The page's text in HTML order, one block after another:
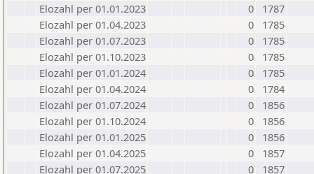
Elozahl per 01.01.2023
0
1787
Elozahl per 01.04.2023
0
1785
Elozahl per 01.07.2023
0
1785
Elozahl per 01.10.2023
0
1785
Elozahl per 01.01.2024
0
1785
Elozahl per 01.04.2024
0
1784
Elozahl per 01.07.2024
0
1856
Elozahl per 01.10.2024
0
1856
Elozahl per 01.01.2025
0
1856
Elozahl per 01.04.2025
0
1857
Elozahl per 01.07.2025
0
1857